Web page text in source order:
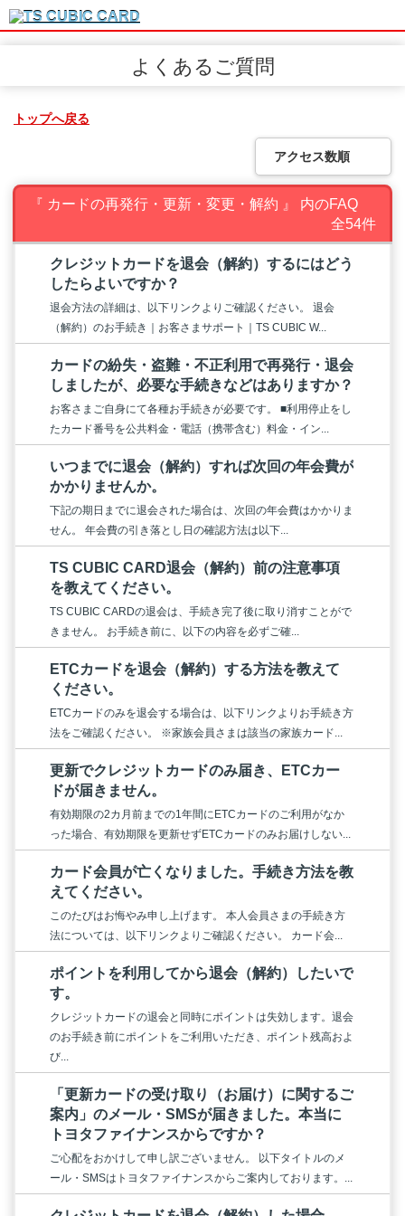
よくあるご質問
トップへ戻る
アクセス数順
『 カードの再発行・更新・変更・解約 』 内のFAQ
全54件
クレジットカードを退会（解約）するにはどう
したらよいですか？
退会方法の詳細は、以下リンクよりご確認ください。 退会
（解約）のお手続き｜お客さまサポート｜TS CUBIC W...
カードの紛失・盗難・不正利用で再発行・退会
しましたが、必要な手続きなどはありますか？
お客さまご自身にて各種お手続きが必要です。 ■利用停止をし
たカード番号を公共料金・電話（携帯含む）料金・イン...
いつまでに退会（解約）すれば次回の年会費が
かかりませんか。
下記の期日までに退会された場合は、次回の年会費はかかりま
せん。 年会費の引き落とし日の確認方法は以下...
TS CUBIC CARD退会（解約）前の注意事項
を教えてください。
TS CUBIC CARDの退会は、手続き完了後に取り消すことがで
きません。 お手続き前に、以下の内容を必ずご確...
ETCカードを退会（解約）する方法を教えて
ください。
ETCカードのみを退会する場合は、以下リンクよりお手続き方
法をご確認ください。 ※家族会員さまは該当の家族カード...
更新でクレジットカードのみ届き、ETCカー
ドが届きません。
有効期限の2カ月前までの1年間にETCカードのご利用がなか
った場合、有効期限を更新せずETCカードのみお届けしない...
カード会員が亡くなりました。手続き方法を教
えてください。
このたびはお悔やみ申し上げます。 本人会員さまの手続き方
法については、以下リンクよりご確認ください。 カード会...
ポイントを利用してから退会（解約）したいで
す。
クレジットカードの退会と同時にポイントは失効します。退会
のお手続き前にポイントをご利用いただき、ポイント残高およ
び...
「更新カードの受け取り（お届け）に関するご
案内」のメール・SMSが届きました。本当に
トヨタファイナンスからですか？
ご心配をおかけして申し訳ございません。 以下タイトルのメ
ール・SMSはトヨタファイナンスからご案内しております。...